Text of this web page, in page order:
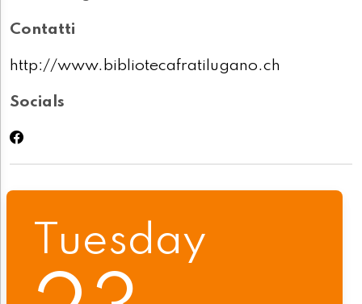
Contatti
http://www.bibliotecafratilugano.ch
Socials
Tuesday